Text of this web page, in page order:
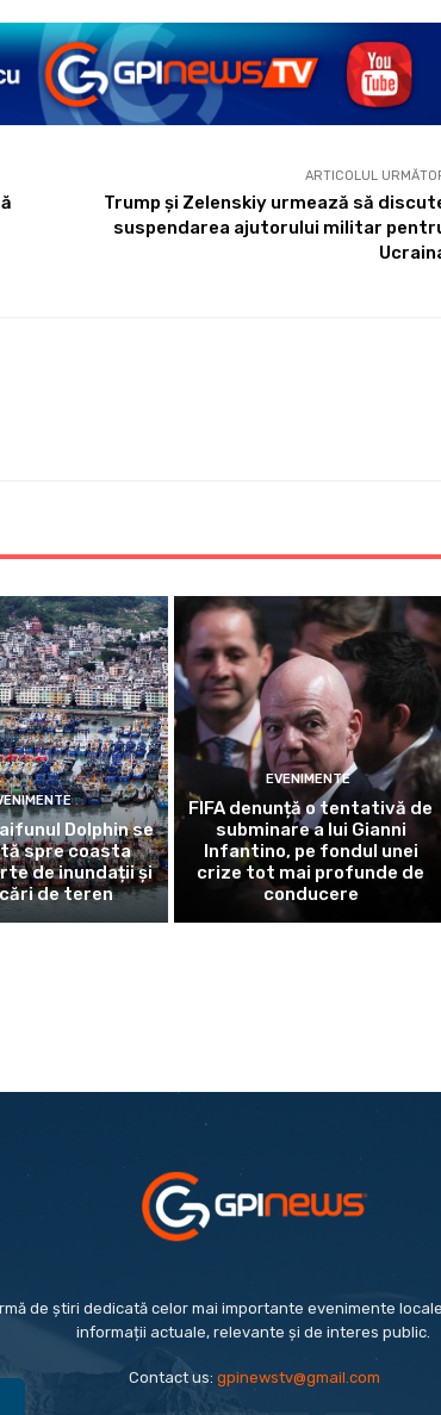
ARTICOLUL
Trump și Zelenskiy urmează să
suspendarea ajutorului militar
Dolphin se
spre coasta
de inundații și
de teren
EVENIMENTE
FIFA denunță o tentativă de
subminare a lui Gianni
Infantino, pe fondul unei
crize tot mai profunde de
conducere
de știri dedicată celor mai importante evenimente
informații actuale, relevante și de interes public.
Contact us: gpinewstv@gmail.com